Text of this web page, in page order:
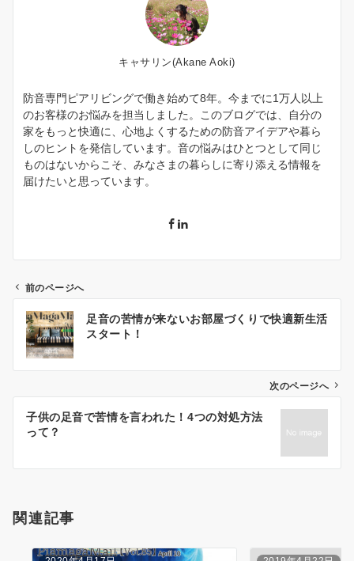
キャサリン(Akane Aoki)
防音専門ピアリビングで働き始めて8年。今までに1万人以上
のお客様のお悩みを担当しました。このブログでは、自分の
家をもっと快適に、心地よくするための防音アイデアや暮ら
しのヒントを発信しています。音の悩みはひとつとして同じ
ものはないからこそ、みなさまの暮らしに寄り添える情報を
届けたいと思っています。
ー
前のページへ
足音の苦情が来ないお部屋づくりで快適新生活
スタート！
次のページへ
子供の足音で苦情を言われた！4つの対処方法
って？
関連記事